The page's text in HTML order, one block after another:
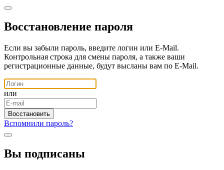
Восстановление пароля
Если вы забыли пароль, введите логин или E-Mail.
Контрольная строка для смены пароля, а также ваши
регистрационные данные, будут высланы вам по E-Mail.
или
Вспомнили пароль?
Вы подписаны